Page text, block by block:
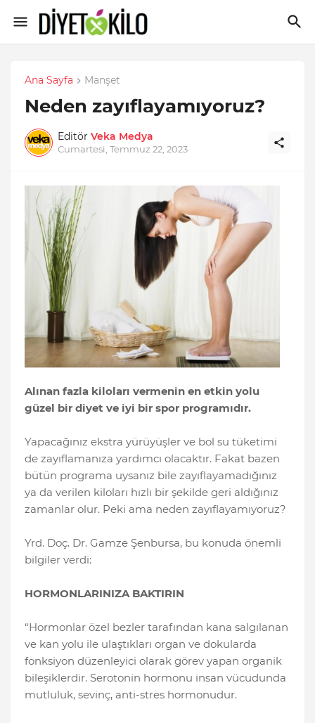
Ana Sayfa Manşet
Neden zayıflayamıyoruz?
Editör Veka Medya
Cumartesi, Temmuz 22, 2023
Alınan fazla kiloları vermenin en etkin yolu
güzel bir diyet ve iyi bir spor programıdır.
Yapacağınız ekstra yürüyüşler ve bol su tüketimi
de zayıflamanıza yardımcı olacaktır. Fakat bazen
bütün programa uysanız bile zayıflayamadığınız
ya da verilen kiloları hızlı bir şekilde geri aldığınız
zamanlar olur. Peki ama neden zayıflayamıyoruz?
Yrd. Doç. Dr. Gamze Şenbursa, bu konuda önemli
bilgiler verdi:
HORMONLARINIZA BAKTIRIN
“Hormonlar özel bezler tarafından kana salgılanan
ve kan yolu ile ulaştıkları organ ve dokularda
fonksiyon düzenleyici olarak görev yapan organik
bileşiklerdir. Serotonin hormonu insan vücudunda
mutluluk, sevinç, anti-stres hormonudur.